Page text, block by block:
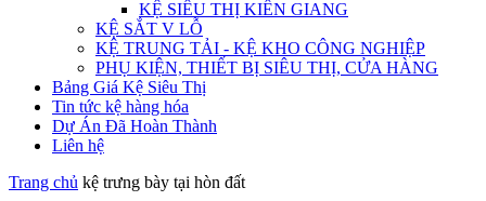
KỆ SIÊU THỊ KIÊN GIANG
KỆ SẮT V LỖ
KỆ TRUNG TẢI - KỆ KHO CÔNG NGHIỆP
PHỤ KIỆN, THIẾT BỊ SIÊU THỊ, CỬA HÀNG
Bảng Giá Kệ Siêu Thị
Tin tức kệ hàng hóa
Dự Án Đã Hoàn Thành
Liên hệ
Trang chủ kệ trưng bày tại hòn đất